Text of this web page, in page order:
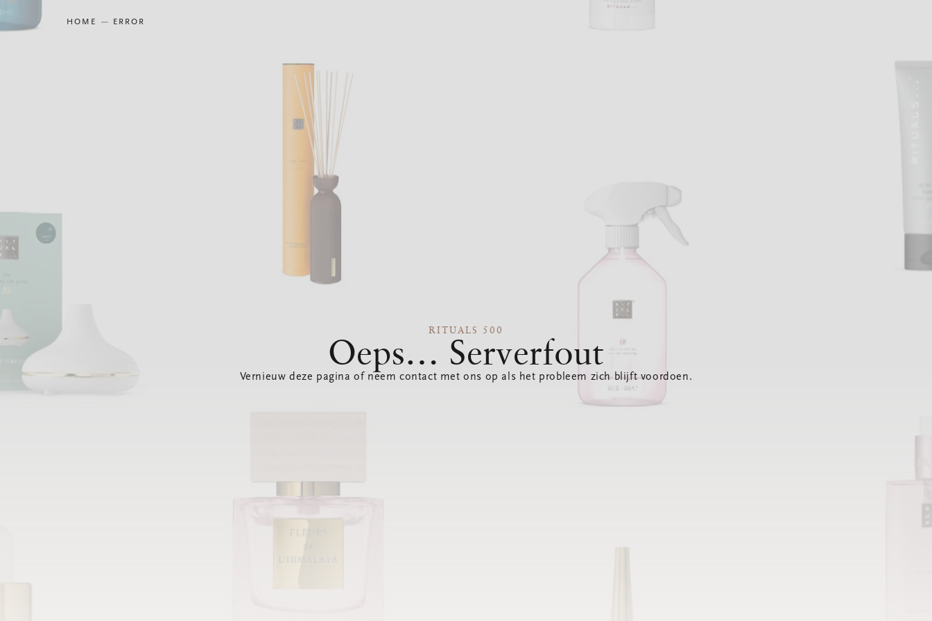
HOME ERROR
RITUALS 500
Oeps… Serverfout
Vernieuw deze pagina of neem contact met ons op als het probleem zich blijft voordoen.